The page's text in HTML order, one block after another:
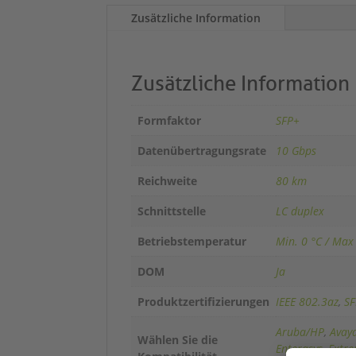
Zusätzliche Information
Zusätzliche Information
Formfaktor
SFP+
Datenübertragungsrate
10 Gbps
Reichweite
80 km
Schnittstelle
LC duplex
Betriebstemperatur
Min. 0 °C / Max
DOM
Ja
Produktzertifizierungen IEEE 802.3az,
Wählen Sie die
Aruba/HP,
Enterasys,